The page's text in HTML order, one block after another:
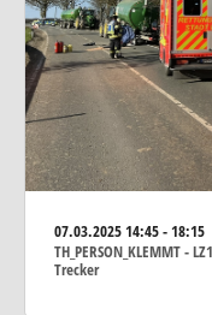
07.03.202514:45 - 18:15
TH_PERSON_KLEMMT -
Trecker